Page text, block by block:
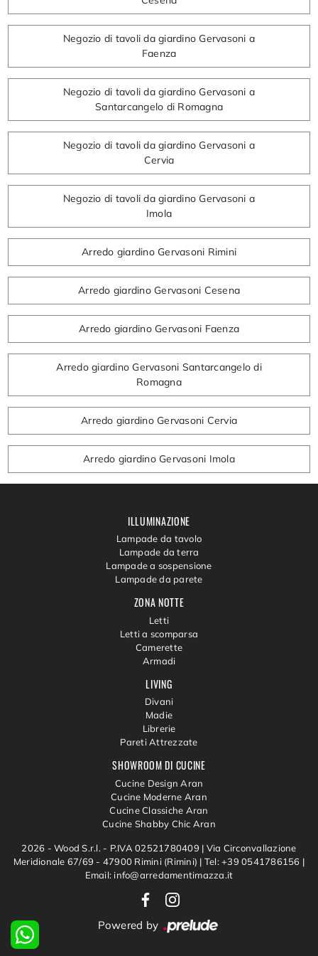
Negozio di tavoli da giardino Gervasoni a
Faenza
Negozio di tavoli da giardino Gervasoni a
Santarcangelo di Romagna
Negozio di tavoli da giardino Gervasoni a
Cervia
Negozio di tavoli da giardino Gervasoni a
Imola
Arredo giardino Gervasoni Rimini
Arredo giardino Gervasoni Cesena
Arredo giardino Gervasoni Faenza
Arredo giardino Gervasoni Santarcangelo di
Romagna
Arredo giardino Gervasoni Cervia
Arredo giardino Gervasoni Imola
SHOWROOM DI CUCINE
Cucine Design Aran
Cucine Moderne Aran
Cucine Classiche Aran
Cucine Shabby Chic Aran
LIVING
Divani
Madie
Librerie
Pareti Attrezzate
ZONA NOTTE
Letti
Letti a scomparsa
Camerette
Armadi
ILLUMINAZIONE
Lampade da tavolo
Lampade da terra
Lampade a sospensione
Lampade da parete
2026 - Wood S.r.l. - P.IVA 02521780409 | Via Circonvallazione
Meridionale 67/69 - 47900 Rimini (Rimini) | Tel: +39 0541786156 |
Email: info@arredamentimazza.it
Powered by